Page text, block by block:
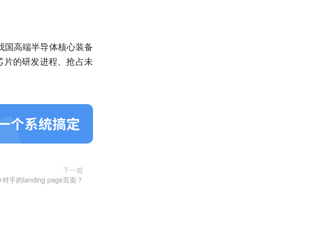
国高端半导体核心装备
的研发进程、抢占未
下一篇
手的landing page页面？